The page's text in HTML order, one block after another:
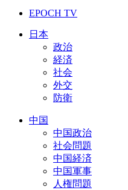
EPOCH TV
日本
政治
経済
社会
外交
防衛
中国
中国政治
社会問題
中国経済
中国軍事
人権問題